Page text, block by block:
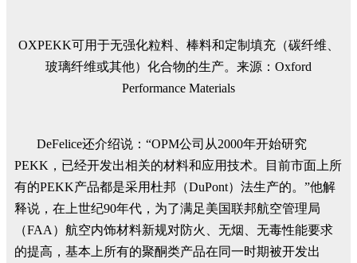
OXPEKK可用于无强化粒料、棒料和定制填充（碳纤维、
玻璃纤维或其他）化合物的生产。来源：Oxford
Performance Materials
DeFelice还介绍说：“OPM公司从2000年开始研究
PEKK，已经开发出相关的材料和应用技术。目前市面上所
有的PEKK产品都是采用杜邦（DuPont）法生产的。”他解
释说，在上世纪90年代，为了满足美国联邦航空管理局
（FAA）航空内饰材料新规对防火、无烟、无毒性能要求
的提高，基本上所有的聚酮类产品在同一时期被开发出